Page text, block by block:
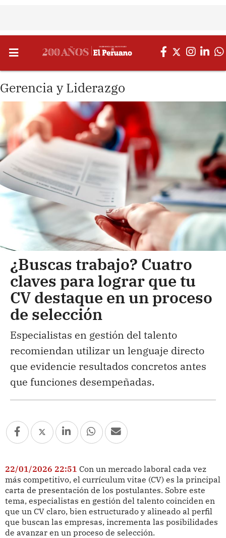
Gerencia y Liderazgo
¿Buscas trabajo? Cuatro
claves para lograr que tu
CV destaque en un proceso
de selección
Especialistas en gestión del talento
recomiendan utilizar un lenguaje directo
que evidencie resultados concretos antes
que funciones desempeñadas.
22/01/2026 22:51 Con un mercado laboral cada vez
más competitivo, el currículum vitae (CV) es la principal
carta de presentación de los postulantes. Sobre este
tema, especialistas en gestión del talento coinciden en
que un CV claro, bien estructurado y alineado al perfil
que buscan las empresas, incrementa las posibilidades
de avanzar en un proceso de selección.